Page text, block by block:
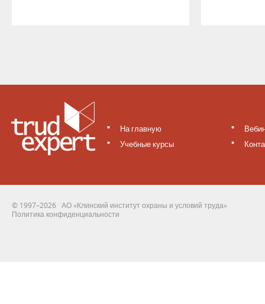
На главную
Учебные курсы
© 1997–2026 АО «Клинский институт охраны и условий труда»
Политика конфиденциальности